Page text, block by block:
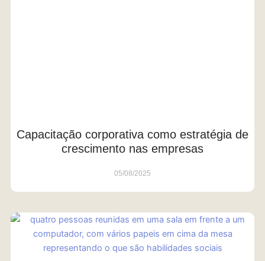
Capacitação corporativa como estratégia de
crescimento nas empresas
05/08/2025